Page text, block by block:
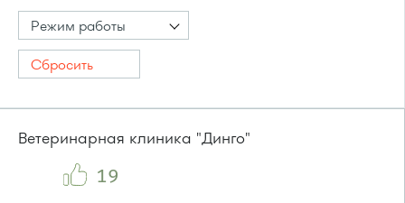
Режим работы
Сбросить
Ветеринарная клиника "Динго"
19